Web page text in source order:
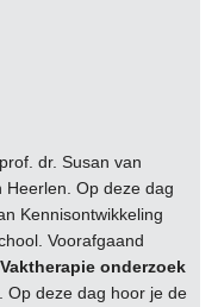
dr. Susan van
Op deze dag
Kennisontwikkeling
Voorafgaand
onderzoek
. Op deze dag hoor je de